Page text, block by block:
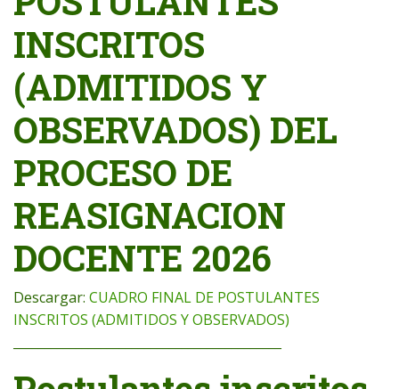
INSCRITOS
(ADMITIDOS Y
OBSERVADOS) DEL
PROCESO DE
REASIGNACION
DOCENTE 2026
Descargar: CUADRO FINAL DE POSTULANTES
INSCRITOS (ADMITIDOS Y OBSERVADOS)